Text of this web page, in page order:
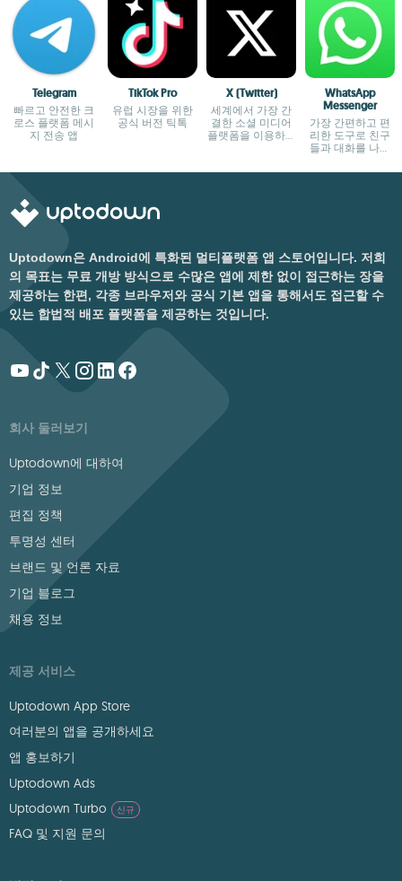
Telegram
빠르고 안전한 크
로스 플랫폼 메시
지 전송 앱
TikTok Pro
유럽 시장을 위한
공식 버전 틱톡
X (Twitter)
세계에서 가장 간
결한 소셜 미디어
플랫폼을 이용하세
WhatsApp
Messenger
가장 간편하고 편
리한 도구로 친구
들과 대화를 나누
Uptodown은 Android에 특화된 멀티플랫폼 앱 스토어입니다. 저희
의 목표는 무료 개방 방식으로 수많은 앱에 제한 없이 접근하는 장을
제공하는 한편, 각종 브라우저와 공식 기본 앱을 통해서도 접근할 수
있는 합법적 배포 플랫폼을 제공하는 것입니다.
회사 둘러보기
Uptodown에 대하여
기업 정보
편집 정책
투명성 센터
브랜드 및 언론 자료
기업 블로그
채용 정보
제공 서비스
Uptodown App Store
여러분의 앱을 공개하세요
앱 홍보하기
Uptodown Ads
Uptodown Turbo
신규
FAQ 및 지원 문의